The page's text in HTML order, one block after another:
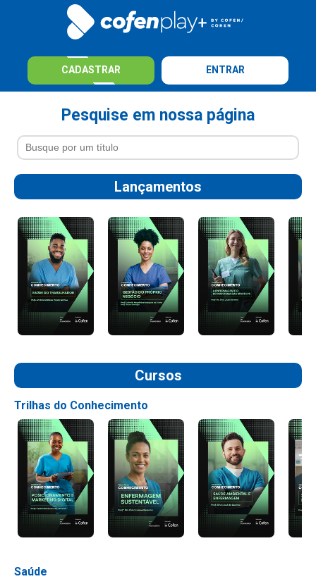
CADASTRAR ENTRAR
Pesquise em nossa página
Lançamentos
Cursos
Trilhas do Conhecimento
Saúde